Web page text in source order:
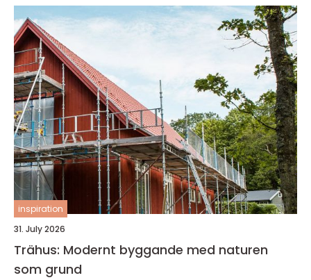
inspiration
31. July 2026
Trähus: Modernt byggande med naturen
som grund